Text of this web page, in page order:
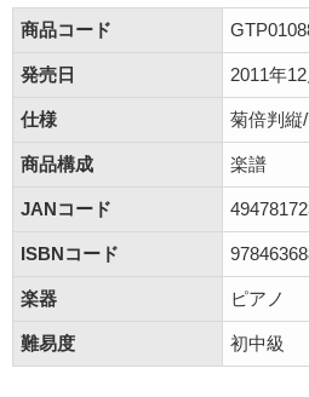
商品コード
発売日 2011年
仕様 菊倍判縦
商品構成 楽譜
JANコード
ISBNコード
楽器 ピアノ
難易度 初中級